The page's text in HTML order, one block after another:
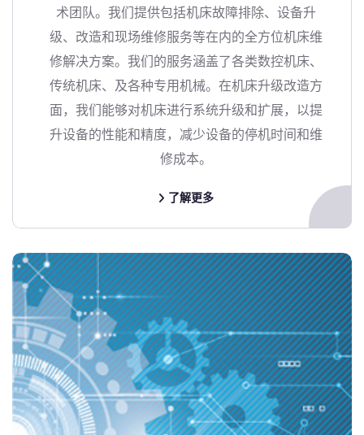
术团队。我们提供包括机床故障排除、设备升
级、改造和现场维修服务等在内的全方位机床维
修解决方案。我们的服务涵盖了各类数控机床、
传统机床、及各种专用机械。在机床升级改造方
面，我们能够对机床进行系统升级和扩展，以提
升设备的性能和精度，减少设备的停机时间和维
修成本。
了解更多